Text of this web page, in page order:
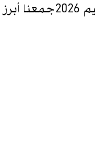
في أسبوع ميلانو